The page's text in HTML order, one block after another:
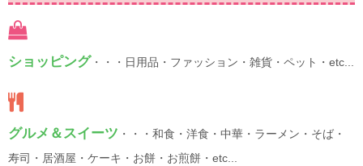
ショッピング ・・・日用品・ファッション・雑貨・ペット・etc...
グルメ＆スイーツ ・・・和食・洋食・中華・ラーメン・そば・
寿司・居酒屋・ケーキ・お餅・お煎餅・etc...